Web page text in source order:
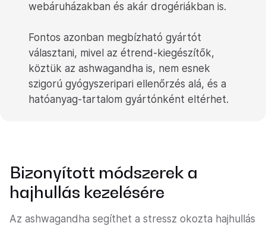
webáruházakban és akár drogériákban is.
Fontos azonban megbízható gyártót
választani, mivel az étrend-kiegészítők,
köztük az ashwagandha is, nem esnek
szigorú gyógyszeripari ellenőrzés alá, és a
hatóanyag-tartalom gyártónként eltérhet.
Bizonyított módszerek a
hajhullás kezelésére
Az ashwagandha segíthet a stressz okozta hajhullás